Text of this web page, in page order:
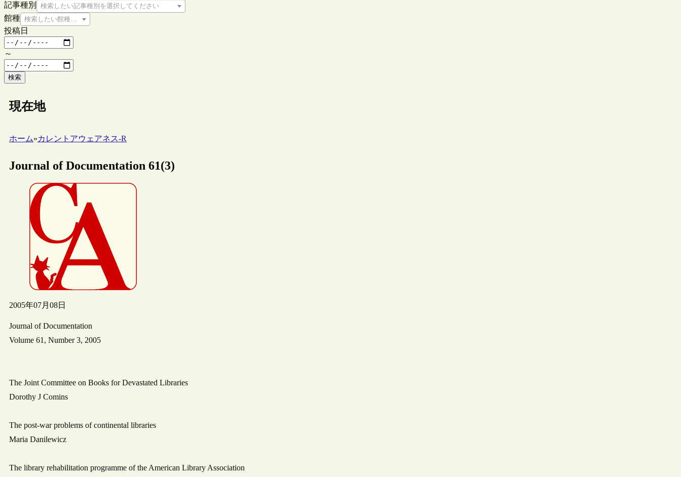
記事種別
検索したい記事種別を選択してください
館種 検索したい館種を選択してください
投稿日
～
検索
現在地
ホーム»カレントアウェアネス-R
Journal of Documentation 61(3)
2005年07月08日
Journal of Documentation
Volume 61, Number 3, 2005
The Joint Committee on Books for Devastated Libraries
Dorothy J Comins
The post-war problems of continental libraries
Maria Danilewicz
The library rehabilitation programme of the American Library Association